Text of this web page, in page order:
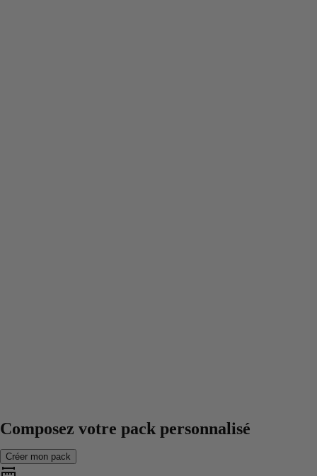
Composez votre pack personnalisé
Créer mon pack